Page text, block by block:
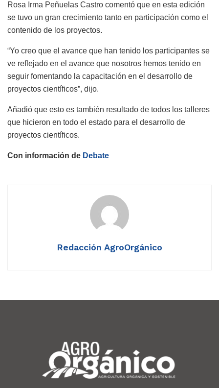
Rosa Irma Peñuelas Castro comentó que en esta edición
se tuvo un gran crecimiento tanto en participación como el
contenido de los proyectos.
“Yo creo que el avance que han tenido los participantes se
ve reflejado en el avance que nosotros hemos tenido en
seguir fomentando la capacitación en el desarrollo de
proyectos científicos”, dijo.
Añadió que esto es también resultado de todos los talleres
que hicieron en todo el estado para el desarrollo de
proyectos científicos.
Con información de Debate
Redacción AgroOrgánico